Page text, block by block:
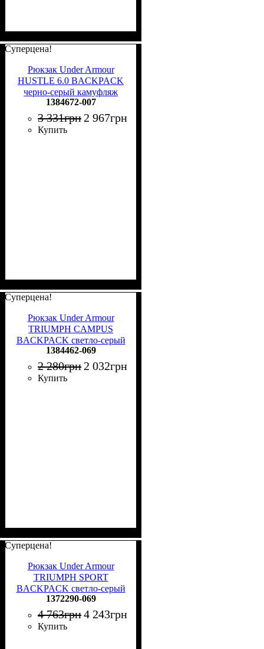
Суперцена!
Рюкзак Under Armour
HUSTLE 6.0 BACKPACK
черно-серый камуфляж
1384672-007
1384672-007
3 331грн 2 967грн
Купить
Суперцена!
Рюкзак Under Armour
TRIUMPH CAMPUS
BACKPACK светло-серый
1384462-069
1384462-069
2 280грн 2 032грн
Купить
Суперцена!
Рюкзак Under Armour
TRIUMPH SPORT
BACKPACK светло-серый
1372290-069
1372290-069
4 763грн4 243грн
Купить